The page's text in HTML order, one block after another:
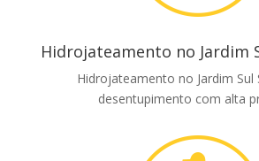
Hidrojateamento no Jardim
Hidrojateamento no Jardim Sul
desentupimento com alta